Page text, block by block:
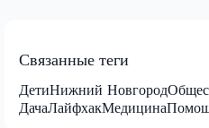
Связанные теги
ДетиНижний Новгород
ДачаЛайфхакМедицина